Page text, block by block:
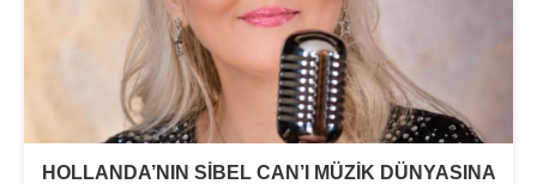
HOLLANDA’NIN SİBEL CAN’I MÜZİK DÜNYASINA